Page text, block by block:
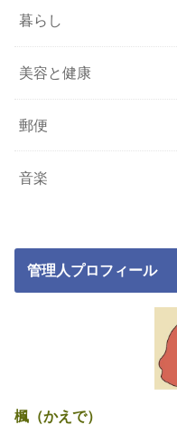
暮らし
美容と健康
郵便
音楽
管理人プロフィール
楓（かえで）